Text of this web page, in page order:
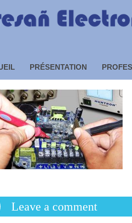
Electronique –
PRÉSENTATION
Leave a comment